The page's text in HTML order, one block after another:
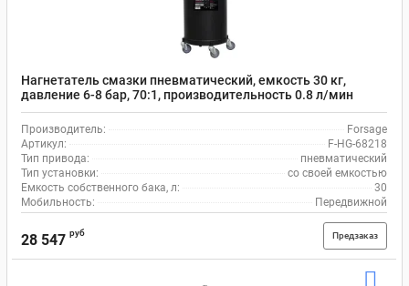
Нагнетатель смазки пневматический, емкость 30 кг,
давление 6-8 бар, 70:1, производительность 0.8 л/мин
Forsage F-HG-68218
Производитель:
Forsage
Артикул:
F-HG-68218
Тип привода:
пневматический
Тип установки:
со своей емкостью
Емкость собственного бака, л:
30
Мобильность:
Передвижной
28 547 руб Предзаказ